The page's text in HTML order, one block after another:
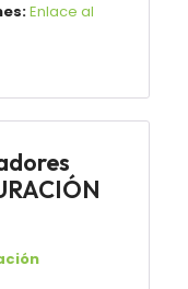
Enlace al